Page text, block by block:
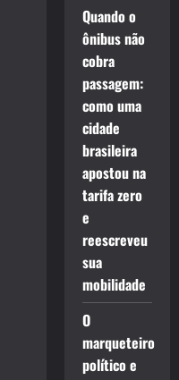
Quando o
ônibus não
cobra
passagem:
como uma
cidade
brasileira
apostou na
tarifa zero
e
reescreveu
sua
mobilidade
O
marqueteiro
político e